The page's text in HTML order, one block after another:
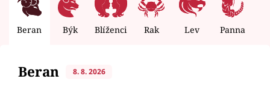
Beran Býk Blíženci Rak Lev Panna
Beran 8. 8. 2026